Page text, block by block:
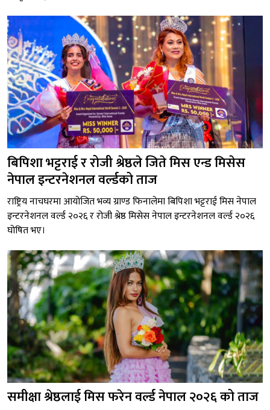
बिपिशा भट्टराई र रोजी श्रेष्ठले जिते मिस एन्ड मिसेस
नेपाल इन्टरनेशनल वर्ल्डको ताज
राष्ट्रिय नाचघरमा आयोजित भव्य ग्राण्ड फिनालेमा बिपिशा भट्टराई मिस नेपाल
इन्टरनेशनल वर्ल्ड २०२६ र रोजी श्रेष्ठ मिसेस नेपाल इन्टरनेशनल वर्ल्ड २०२६
घोषित भए।
समीक्षा श्रेष्ठलाई मिस फरेन वर्ल्ड नेपाल २०२६ को ताज